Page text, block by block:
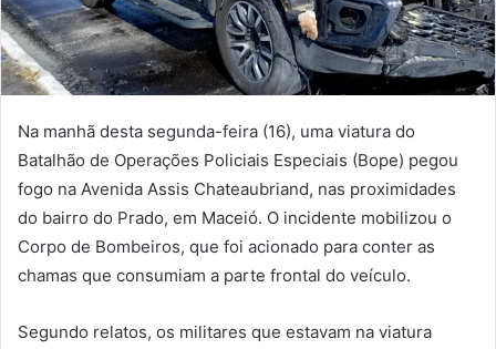
Na manhã desta segunda-feira (16), uma viatura do
Batalhão de Operações Policiais Especiais (Bope) pegou
fogo na Avenida Assis Chateaubriand, nas proximidades
do bairro do Prado, em Maceió. O incidente mobilizou o
Corpo de Bombeiros, que foi acionado para conter as
chamas que consumiam a parte frontal do veículo.
Segundo relatos, os militares que estavam na viatura